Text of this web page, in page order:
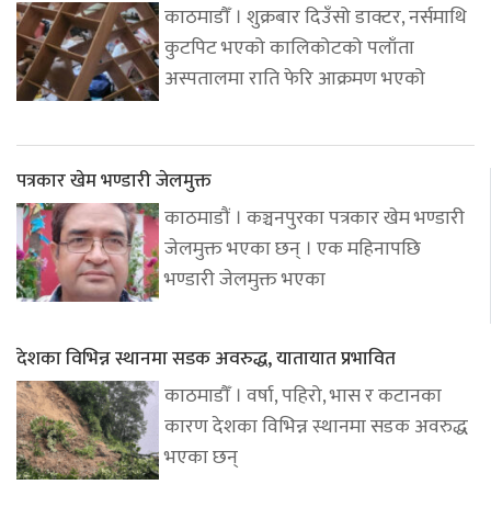
काठमाडौँ । शुक्रबार दिउँसो डाक्टर, नर्समाथि
कुटपिट भएको कालिकोटको पलाँता
अस्पतालमा राति फेरि आक्रमण भएको
पत्रकार खेम भण्डारी जेलमुक्त
काठमाडौं । कञ्चनपुरका पत्रकार खेम भण्डारी
जेलमुक्त भएका छन् । एक महिनापछि
भण्डारी जेलमुक्त भएका
देशका विभिन्न स्थानमा सडक अवरुद्ध, यातायात प्रभावित
काठमाडौँ । वर्षा, पहिरो, भास र कटानका
कारण देशका विभिन्न स्थानमा सडक अवरुद्ध
भएका छन्